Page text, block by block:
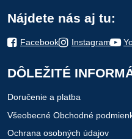
Nájdete nás aj tu:
Facebook Instagram
DÔLEŽITÉ
Doručenie a platba
Všeobecné Obchodné
Ochrana osobných údajov